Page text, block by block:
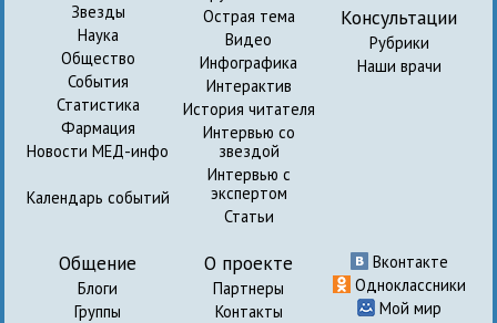
Звезды
Наука
Общество
События
Статистика
Фармация
Новости МЕД-инфо
Календарь событий
Острая тема
Видео
Инфографика
Интерактив
История читателя
Интервью со
звездой
Интервью с
экспертом
Статьи
Консультации
Рубрики
Наши врачи
Общение
Блоги
Группы
О проекте
Партнеры
Контакты
Вконтакте
Одноклассники
Мой мир